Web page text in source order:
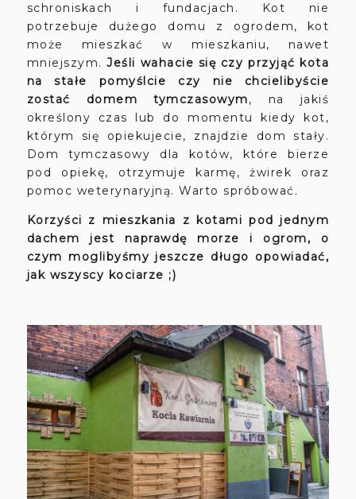
schroniskach i fundacjach. Kot nie
potrzebuje dużego domu z ogrodem, kot
może mieszkać w mieszkaniu, nawet
mniejszym.Jeśli wahacie się czy przyjąć kota
na stałe pomyślcie czy nie chcielibyście
zostać domem tymczasowym, na jakiś
określony czas lub do momentu kiedy kot,
którym się opiekujecie, znajdzie dom stały.
Dom tymczasowy dla kotów, które bierze
pod opiekę, otrzymuje karmę, żwirek oraz
pomoc weterynaryjną. Warto spróbować.
Korzyści z mieszkania z kotami pod jednym
dachem jest naprawdę morze i ogrom, o
czym moglibyśmy jeszcze długo opowiadać,
jak wszyscy kociarze ;)